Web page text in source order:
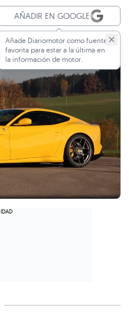
AÑADIR EN GOOGLE
Añade Diariomotor como fuente
favorita para estar a la última en
la información de motor.